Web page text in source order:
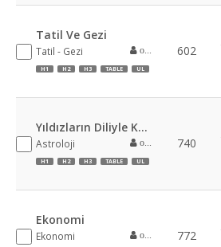
Tatil Ve Gezi
Tatil - Gezi
H1 H2 H3 TABLE UL
602
Yıldızların Diliyle Konuşmak
Astroloji
H1 H2 H3 TABLE UL
740
Ekonomi
Ekonomi 772